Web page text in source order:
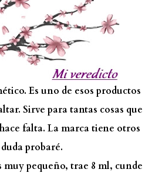
Es uno de esos productos
Sirve para tantas cosas que
falta. La marca tiene otros
probaré.
muy pequeño, trae 8 ml, cunde